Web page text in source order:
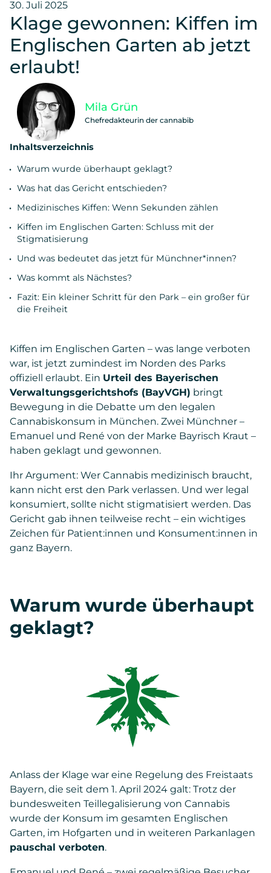
30. Juli 2025
Klage gewonnen: Kiffen im
Englischen Garten ab jetzt
erlaubt!
Inhaltsverzeichnis
Warum wurde überhaupt geklagt?
Was hat das Gericht entschieden?
Medizinisches Kiffen: Wenn Sekunden zählen
Kiffen im Englischen Garten: Schluss mit der
Stigmatisierung
Und was bedeutet das jetzt für Münchner*innen?
Was kommt als Nächstes?
Fazit: Ein kleiner Schritt für den Park – ein großer für
die Freiheit
Mila Grün
Chefredakteurin der cannabib
Kiffen im Englischen Garten – was lange verboten
war, ist jetzt zumindest im Norden des Parks
offiziell erlaubt. Ein Urteil des Bayerischen
Verwaltungsgerichtshofs (BayVGH) bringt
Bewegung in die Debatte um den legalen
Cannabiskonsum in München. Zwei Münchner –
Emanuel und René von der Marke Bayrisch Kraut –
haben geklagt und gewonnen.
Ihr Argument: Wer Cannabis medizinisch braucht,
kann nicht erst den Park verlassen. Und wer legal
konsumiert, sollte nicht stigmatisiert werden. Das
Gericht gab ihnen teilweise recht – ein wichtiges
Zeichen für Patient:innen und Konsument:innen in
ganz Bayern.
Warum wurde überhaupt
geklagt?
Anlass der Klage war eine Regelung des Freistaats
Bayern, die seit dem 1. April 2024 galt: Trotz der
bundesweiten Teillegalisierung von Cannabis
wurde der Konsum im gesamten Englischen
Garten, im Hofgarten und in weiteren Parkanlagen
pauschal verboten.